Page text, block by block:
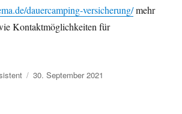
dauercamping-versicherung/mehr
Kontaktmöglichkeiten für
Veröffentlicht
30. September 2021